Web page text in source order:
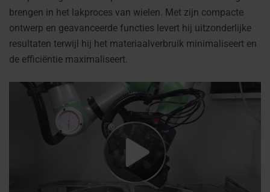
brengen in het lakproces van wielen. Met zijn compacte
ontwerp en geavanceerde functies levert hij uitzonderlijke
resultaten terwijl hij het materiaalverbruik minimaliseert en
de efficiëntie maximaliseert.